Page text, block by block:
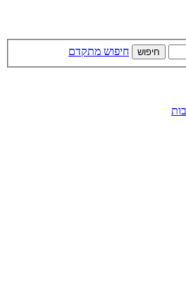
חיפוש חיפוש מתקדם